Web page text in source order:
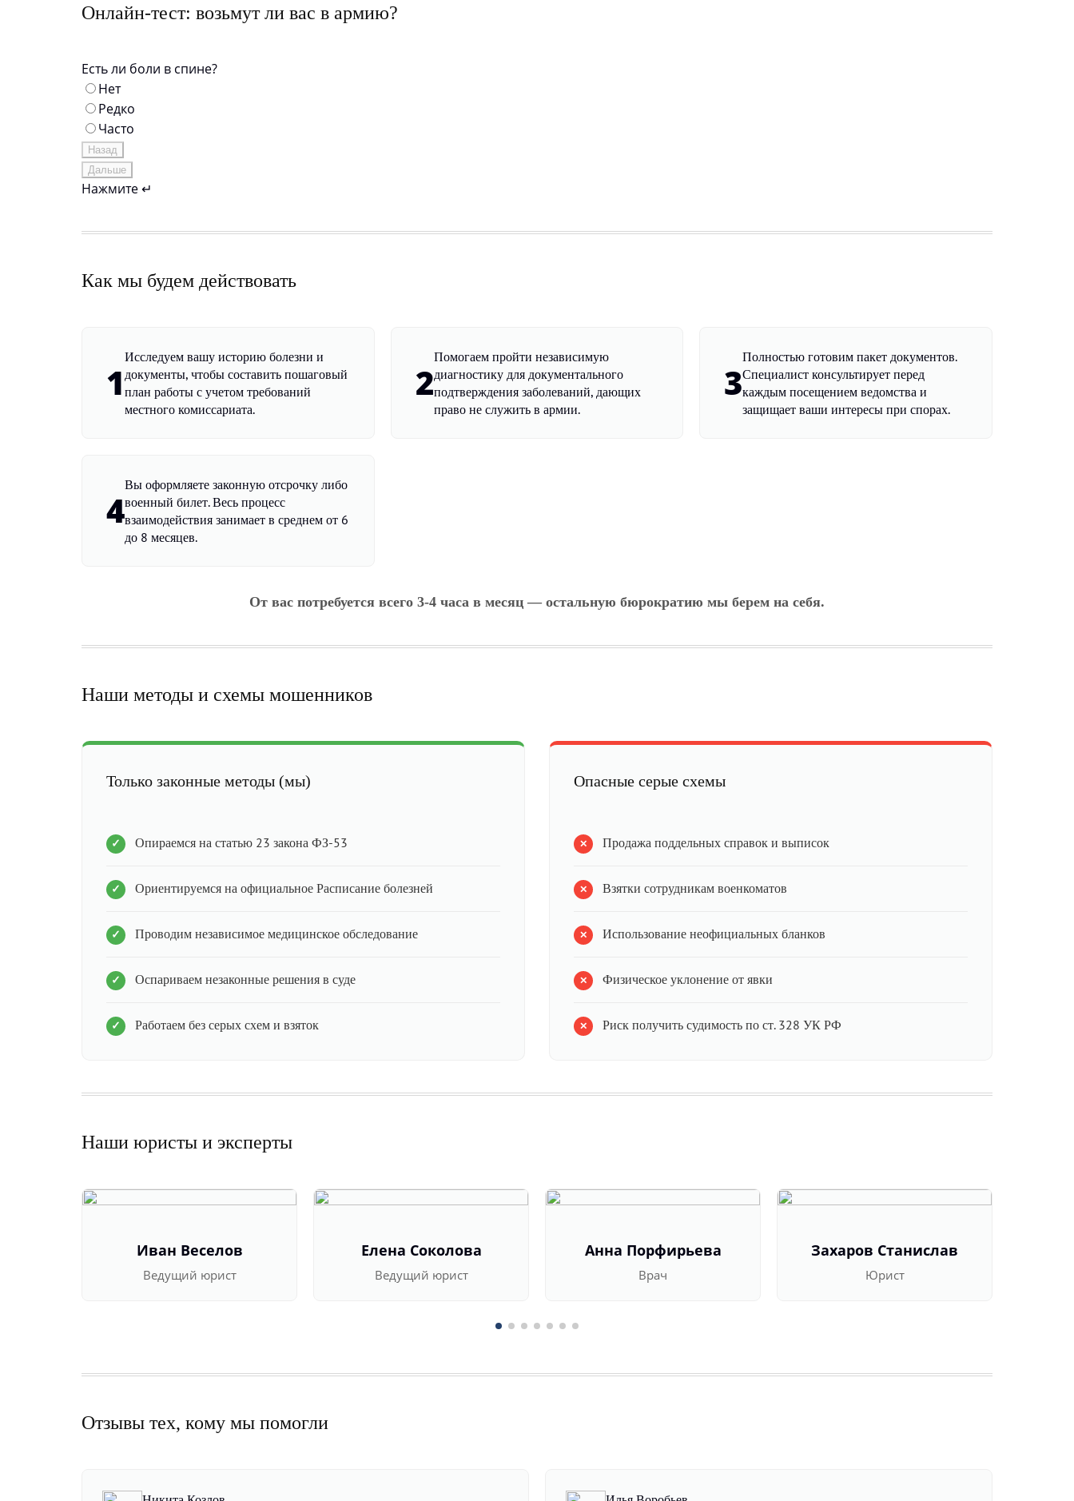
Онлайн-тест: возьмут ли вас в армию?
Есть ли боли в спине?
Нет
Редко
Часто
Назад
Дальше
Нажмите ↵
Как мы будем действовать
1
Исследуем вашу историю болезни и
документы, чтобы составить пошаговый
план работы с учетом требований
местного комиссариата.
2
Помогаем пройти независимую
диагностику для документального
подтверждения заболеваний, дающих
право не служить в армии.
3
Полностью готовим пакет документов.
Специалист консультирует перед
каждым посещением ведомства и
защищает ваши интересы при спорах.
4
Вы оформляете законную отсрочку либо
военный билет. Весь процесс
взаимодействия занимает в среднем от 6
до 8 месяцев.
От вас потребуется всего 3-4 часа в месяц — остальную бюрократию мы берем на себя.
Наши методы и схемы мошенников
Только законные методы (мы)
Опираемся на статью 23 закона ФЗ-53
Ориентируемся на официальное Расписание болезней
Проводим независимое медицинское обследование
Оспариваем незаконные решения в суде
Работаем без серых схем и взяток
Опасные серые схемы
Продажа поддельных справок и выписок
Взятки сотрудникам военкоматов
Использование неофициальных бланков
Физическое уклонение от явки
Риск получить судимость по ст. 328 УК РФ
Наши юристы и эксперты
Иван Веселов
Ведущий юрист
Елена Соколова
Ведущий юрист
Анна Порфирьева
Врач
Захаров Станислав
Юрист
Отзывы тех, кому мы помогли